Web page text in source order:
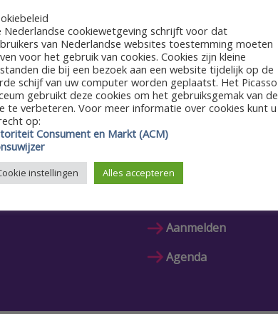
2022
Aanmelden
Agenda
Nederlandse cookiewetgeving schrijft voor dat
van Nederlandse websites toestemming moeten
voor het gebruik van cookies. Cookies zijn kleine
die bij een bezoek aan een website tijdelijk op de
schijf van uw computer worden geplaatst. Het Picasso
gebruikt deze cookies om het gebruiksgemak van de
te verbeteren. Voor meer informatie over cookies kunt u
op:
Consument en Markt (ACM)
instellingen Alles accepteren